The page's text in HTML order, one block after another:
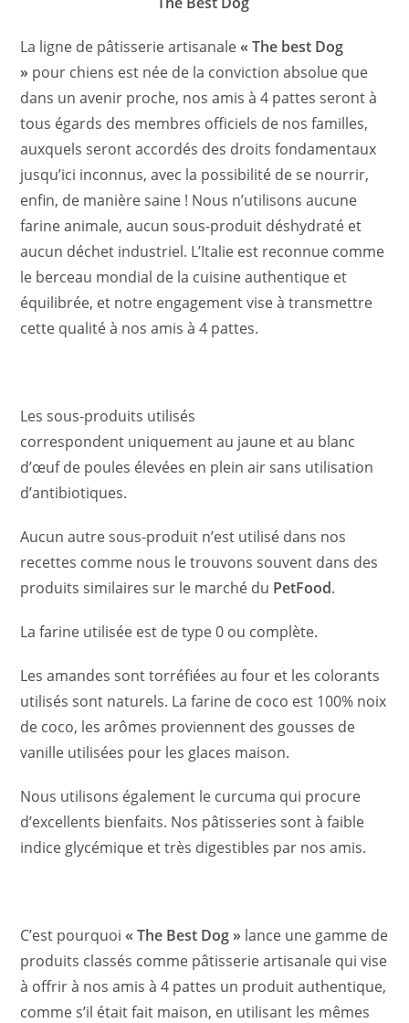
La ligne de pâtisserie artisanale« The best Dog
» pour chiens est née de la conviction absolue que
dans un avenir proche, nos amis à 4 pattes seront à
tous égards des membres officiels de nos familles,
auxquels seront accordés des droits fondamentaux
jusqu’ici inconnus, avec la possibilité de se nourrir,
enfin, de manière saine ! Nous n’utilisons aucune
farine animale, aucun sous-produit déshydraté et
aucun déchet industriel. L’Italie est reconnue comme
le berceau mondial de la cuisine authentique et
équilibrée, et notre engagement vise à transmettre
cette qualité à nos amis à 4 pattes.
Les sous-produits utilisés
correspondent uniquement au jaune et au blanc
d’œuf de poules élevées en plein air sans utilisation
d’antibiotiques.
Aucun autre sous-produit n’est utilisé dans nos
recettes comme nous le trouvons souvent dans des
produits similaires sur le marché du PetFood.
La farine utilisée est de type 0 ou complète.
Les amandes sont torréfiées au four et les colorants
utilisés sont naturels. La farine de coco est 100% noix
de coco, les arômes proviennent des gousses de
vanille utilisées pour les glaces maison.
Nous utilisons également le curcuma qui procure
d’excellents bienfaits. Nos pâtisseries sont à faible
indice glycémique et très digestibles par nos amis.
C’est pourquoi« The Best Dog » lance une gamme de
produits classés comme pâtisserie artisanale qui vise
à offrir à nos amis à 4 pattes un produit authentique,
comme s’il était fait maison, en utilisant les mêmes